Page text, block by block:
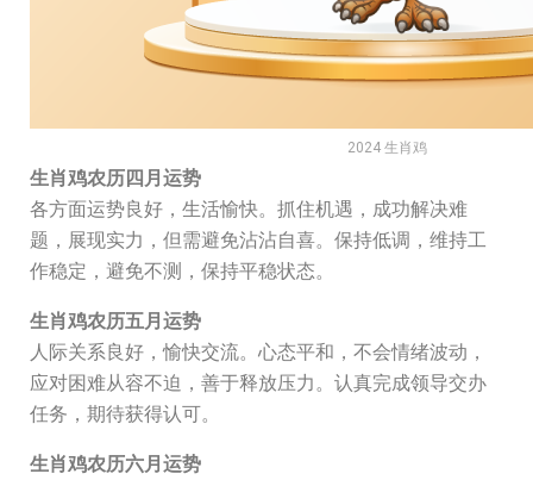
2024 生肖鸡
生肖鸡农历四月运势
各方面运势良好，生活愉快。抓住机遇，成功解决难
题，展现实力，但需避免沾沾自喜。保持低调，维持工
作稳定，避免不测，保持平稳状态。
生肖鸡农历五月运势
人际关系良好，愉快交流。心态平和，不会情绪波动，
应对困难从容不迫，善于释放压力。认真完成领导交办
任务，期待获得认可。
生肖鸡农历六月运势